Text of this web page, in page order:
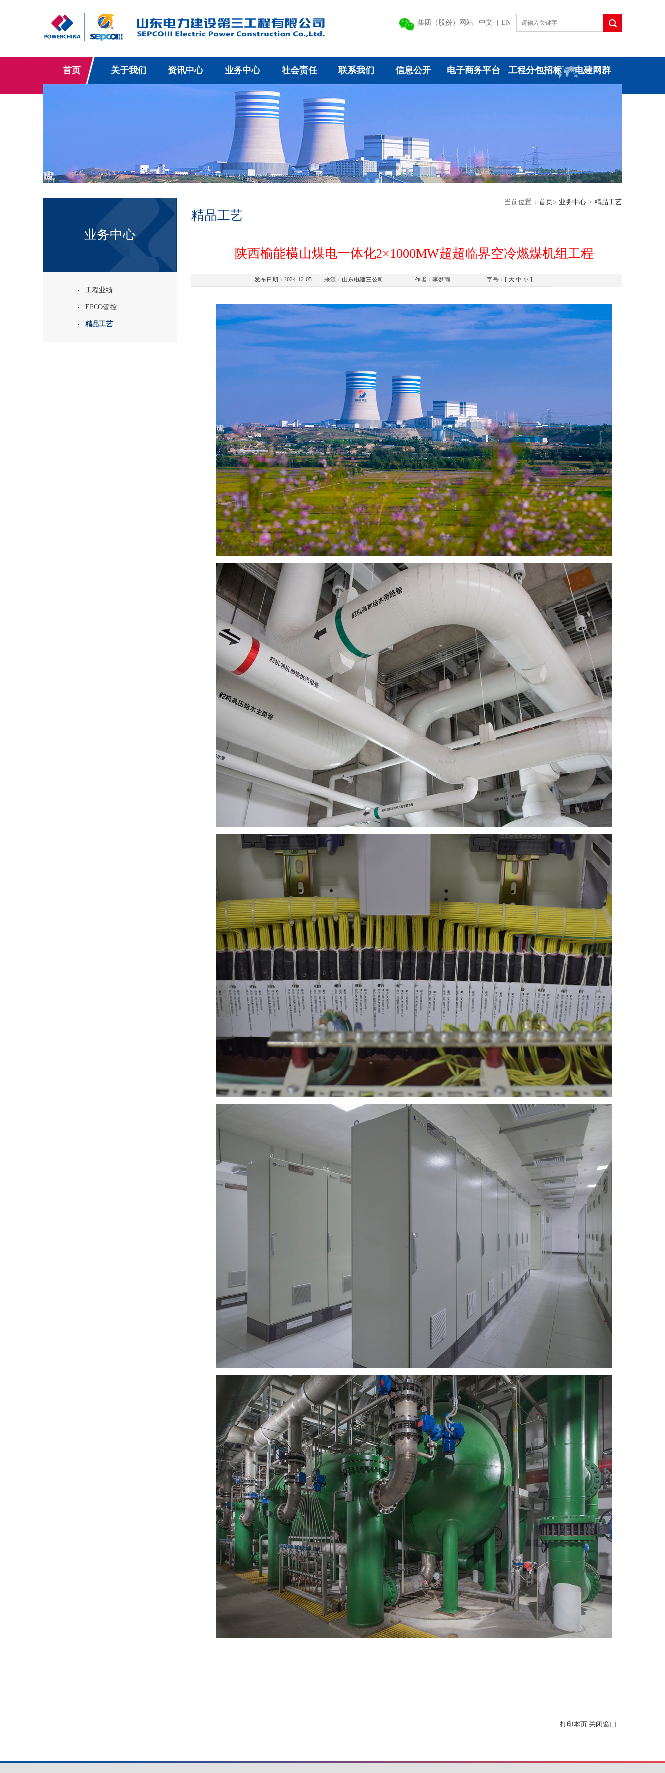
集团（股份）网站 中文 | EN
首页 关于我们 资讯中心 业务中心 社会责任 联系我们 信息公开 电子商务平台 工程分包招标 电建网群
业务中心
工程业绩
EPCO管控
精品工艺
当前位置： 首页> 业务中心 > 精品工艺
精品工艺
陕西榆能横山煤电一体化2×1000MW超超临界空冷燃煤机组工程
发布日期：2024-12-05 来源：山东电建三公司 作者：李梦雨 字号：[ 大 中 小 ]
打印本页 关闭窗口